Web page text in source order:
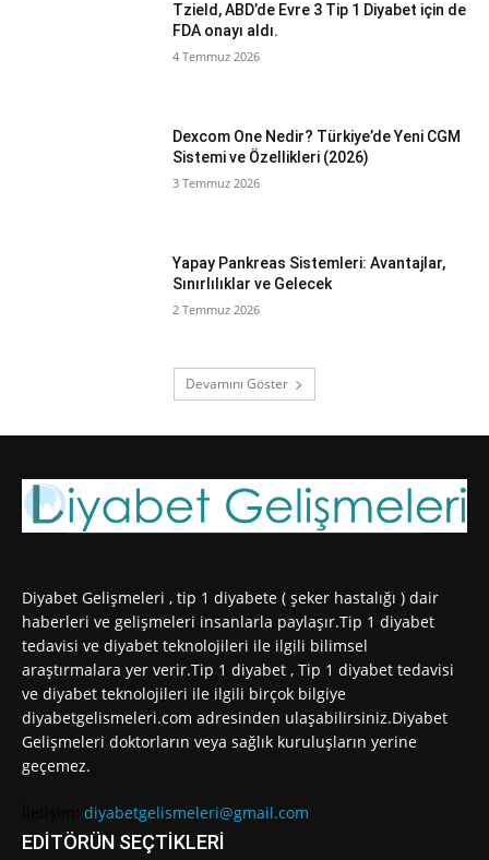
Tzield, ABD’de Evre 3 Tip 1 Diyabet için de
FDA onayı aldı.
4 Temmuz 2026
Dexcom One Nedir? Türkiye’de Yeni CGM
Sistemi ve Özellikleri (2026)
3 Temmuz 2026
Yapay Pankreas Sistemleri: Avantajlar,
Sınırlılıklar ve Gelecek
2 Temmuz 2026
Devamını Göster
Diyabet Gelişmeleri , tip 1 diyabete ( şeker hastalığı ) dair
haberleri ve gelişmeleri insanlarla paylaşır.Tip 1 diyabet
tedavisi ve diyabet teknolojileri ile ilgili bilimsel
araştırmalara yer verir.Tip 1 diyabet , Tip 1 diyabet tedavisi
ve diyabet teknolojileri ile ilgili birçok bilgiye
diyabetgelismeleri.com adresinden ulaşabilirsiniz.Diyabet
Gelişmeleri doktorların veya sağlık kuruluşların yerine
geçemez.
diyabetgelismeleri@gmail.com
EDİTÖRÜN SEÇTİKLERİ